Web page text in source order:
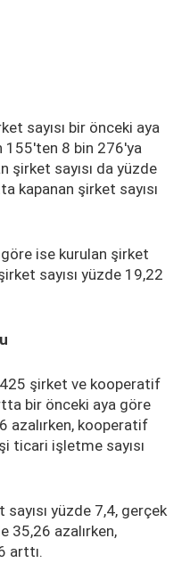
sayısı bir önceki aya
155'ten 8 bin 276'ya
şirket sayısı da yüzde
kapanan şirket sayısı
göre ise kurulan şirket
sayısı yüzde 19,22
şirket ve kooperatif
bir önceki aya göre
azalırken, kooperatif
ticari işletme sayısı
yüzde 7,4, gerçek
35,26 azalırken,
arttı.